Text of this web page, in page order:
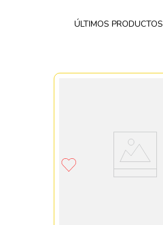
ÚLTIMOS PRODUCTOS